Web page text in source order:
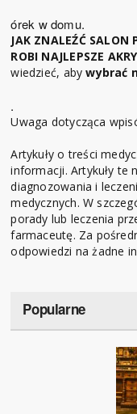
órek w domu.
JAK ZNALEŹĆ SALON
ROBI NAJLEPSZE
wiedzieć, abywybrać
.
Uwaga dotycząca
Artykuły o treści
informacji. Artykuły te
diagnozowania i
medycznych. W
porady lub leczenia
farmaceutę. Za
odpowiedzi na żadne
Popularne